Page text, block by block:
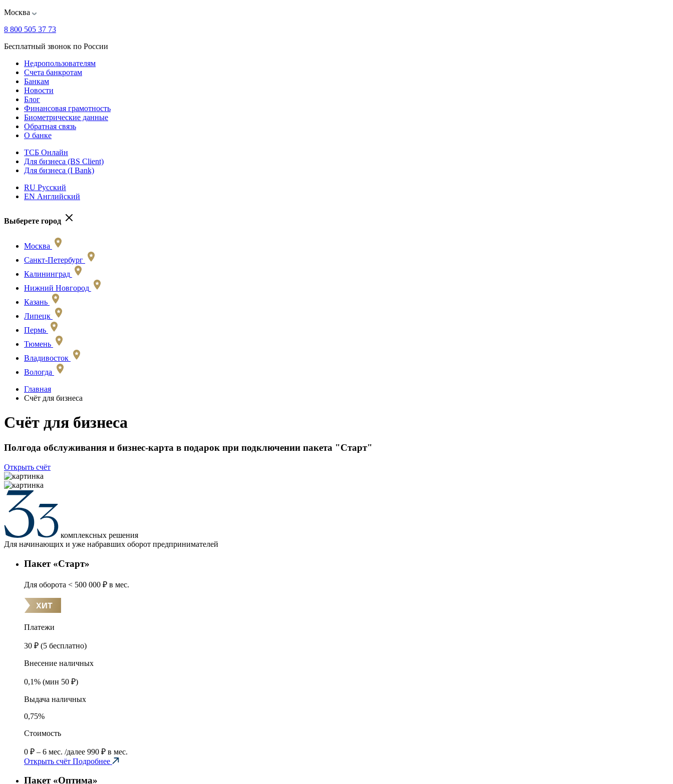
Москва
8 800 505 37 73
Бесплатный звонок по России
Недропользователям
Счета банкротам
Банкам
Новости
Блог
Финансовая грамотность
Биометрические данные
Обратная связь
О банке
ТСБ Онлайн
Для бизнеса (BS Client)
Для бизнеса (I Bank)
RU Русский
EN Английский
Выберете город
Москва
Санкт-Петербург
Калининград
Нижний Новгород
Казань
Липецк
Пермь
Тюмень
Владивосток
Вологда
Главная
Счёт для бизнеса
Счёт для бизнеса
Полгода обслуживания и бизнес-карта в подарок при подключении пакета "Старт"
Открыть счёт
комплексных решения
Для начинающих и уже набравших оборот предпринимателей
Пакет «Старт»
Для оборота < 500 000 ₽ в мес.
Платежи
30 ₽ (5 бесплатно)
Внесение наличных
0,1% (мин 50 ₽)
Выдача наличных
0,75%
Стоимость
0 ₽ – 6 мес. /далее 990 ₽ в мес.
Открыть счёт Подробнее
Пакет «Оптима»